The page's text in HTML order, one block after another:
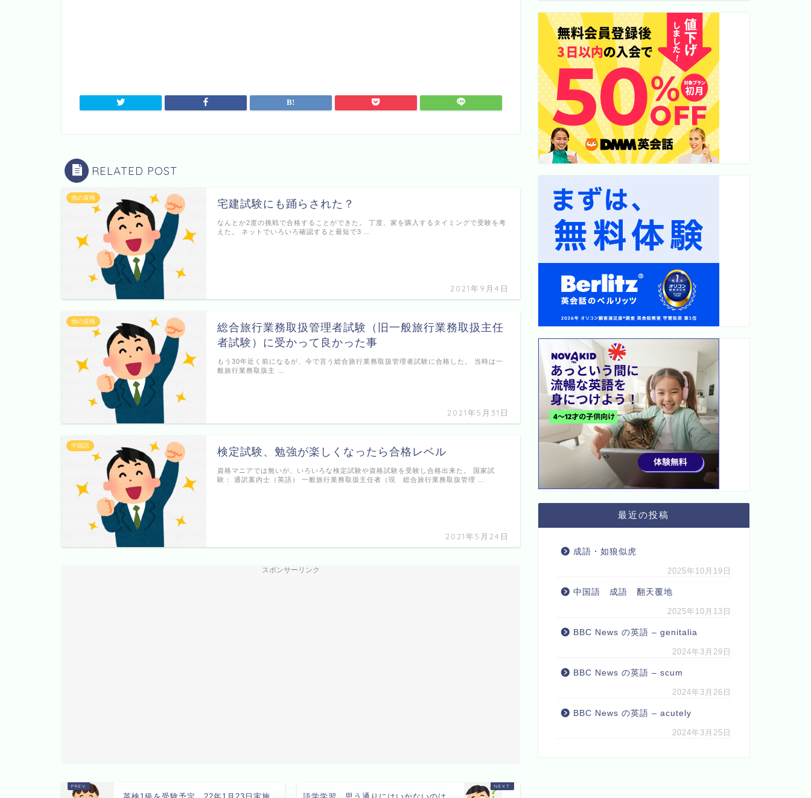
RELATED POST
他の資格
宅建試験にも踊らされた？
2021年9月4日
なんとか2度の挑戦で合格することができた。 丁度、家を購入するタイミングで受験を考
えた。 ネットでいろいろ確認すると最短で3 …
他の資格
総合旅行業務取扱管理者試験（旧一般旅行業務取扱主任
者試験）に受かって良かった事
2021年5月31日
もう30年近く前になるが、今で言う総合旅行業務取扱管理者試験に合格した。 当時は一
般旅行業務取扱主 …
中国語
検定試験、勉強が楽しくなったら合格レベル
2021年5月24日
資格マニアでは無いが、いろいろな検定試験や資格試験を受験し合格出来た。 国家試
験： 通訳案内士（英語） 一般旅行業務取扱主任者（現 総合旅行業務取扱管理 …
スポンサーリンク
最近の投稿
成語・如狼似虎
2025年10月19日
中国語 成語 翻天覆地
2025年10月13日
BBC News の英語 – genitalia
2024年3月29日
BBC News の英語 – scum
2024年3月26日
BBC News の英語 – acutely
2024年3月25日